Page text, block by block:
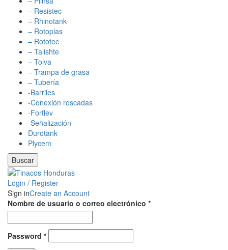
– Resistec
– Rhinotank
– Rotoplas
– Rototec
– Talishte
– Tolva
– Trampa de grasa
– Tubería
-Barriles
-Conexión roscadas
-Fortlev
-Señalización
Durotank
Plycem
Buscar
Login / Register
Sign inCreate an Account
Nombre de usuario o correo electrónico *
Password *